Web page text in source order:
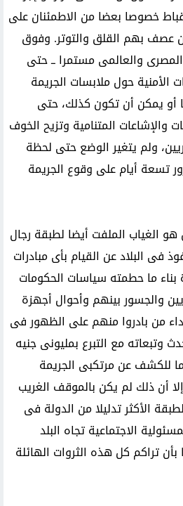
خصوصا بعضا من الاطمئنان على
عصف بهم القلق والتوتر. وفوق
والعالمى مستمرا ــ حتى
الأمنية حول ملابسات الجريمة
أو يمكن أن تكون كذلك، حتى
والإشاعات المتنامية وتزيح الخوف
ولم يتغير الوضع حتى لحظة
تسعة أيام على وقوع الجريمة
هو الغياب الملفت أيضا لطبقة رجال
فى البلاد عن القيام بأى مبادرات
ما حطمته سياسات الحكومات
والجسور بينهم وأحوال أجهزة
من بادروا منهم على الظهور فى
وتبعاته مع التبرع بمليونى جنيه
للكشف عن مرتكبى الجريمة
أن ذلك لم يكن بالموقف الغريب
الأكثر تدليلا من الدولة فى
الاجتماعية تجاه البلد
تراكم كل هذه الثروات الهائلة